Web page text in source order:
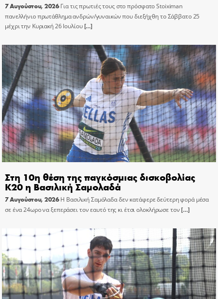
7 Αυγούστου, 2026 Για τις πρωτιές τους στο πρόσφατο Stoiximan
πανελλήνιο πρωτάθλημα ανδρών/γυναικών που διεξήχθη το Σάββατο 25
μέχρι την Κυριακή 26 Ιουλίου[…]
Στη 10η θέση της παγκόσμιας δισκοβολίας
Κ20 η Βασιλική Σαμολαδά
7 Αυγούστου, 2026 Η Βασιλική Σαμόλαδα δεν κατάφερε δεύτερη φορά μέσα
σε ένα 24ωρο να ξεπεράσει τον εαυτό της κι έτσι ολοκλήρωσε τον[…]